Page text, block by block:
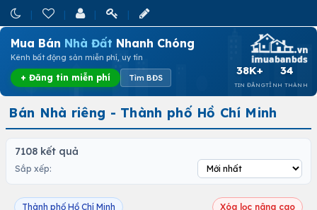
Mua Bán Nhà Đất Nhanh Chóng
Kênh bất động sản miễn phí, uy tín
+ Đăng tin miễn phí Tìm BĐS
38K+
TIN ĐĂNG
34
TỈNH THÀNH
Bán Nhà riêng - Thành phố Hồ Chí Minh
7108 kết quả
Sắp xếp:
Thành phố Hồ Chí Minh Xóa lọc nâng cao